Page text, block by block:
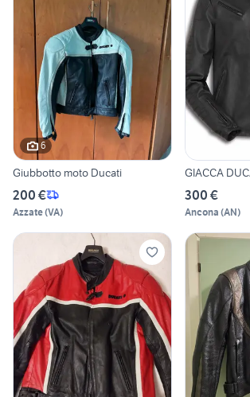
6
Giubbotto moto Ducati
200 €
Azzate(VA)
GIACCA
300 €
Ancona (AN)